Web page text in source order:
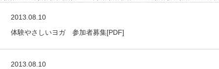
体験やさしいヨガ 参加者募集[PDF]
2013.08.10
2013.08.10